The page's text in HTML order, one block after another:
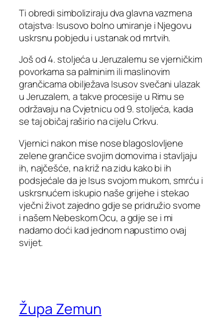
Ti obredi simboliziraju dva glavna vazmena
otajstva: Isusovo bolno umiranje i Njegovu
uskrsnu pobjedu i ustanak od mrtvih.
Još od 4. stoljeća u Jeruzalemu se vjerničkim
povorkama sa palminim ili maslinovim
grančicama obilježava Isusov svečani ulazak
u Jeruzalem, a takve procesije u Rimu se
održavaju na Cvjetnicu od 9. stoljeća, kada
se taj običaj raširio na cijelu Crkvu.
Vjernici nakon mise nose blagoslovljene
zelene grančice svojim domovima i stavljaju
ih, najčešće, na križ na zidu kako bi ih
podsjećale da je Isus svojom mukom, smrću i
uskrsnućem iskupio naše grijehe i stekao
vječni život zajedno gdje se pridružio svome
i našem Nebeskom Ocu, a gdje se i mi
nadamo doći kad jednom napustimo ovaj
svijet.
Župa Zemun